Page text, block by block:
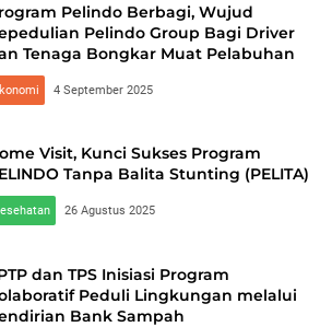
Pelindo Berbagi, Wujud
Pelindo Group Bagi Driver
Tenaga Bongkar Muat Pelabuhan
4 September 2025
Visit, Kunci Sukses Program
Tanpa Balita Stunting (PELITA)
26 Agustus 2025
dan TPS Inisiasi Program
Peduli Lingkungan melalui
Bank Sampah